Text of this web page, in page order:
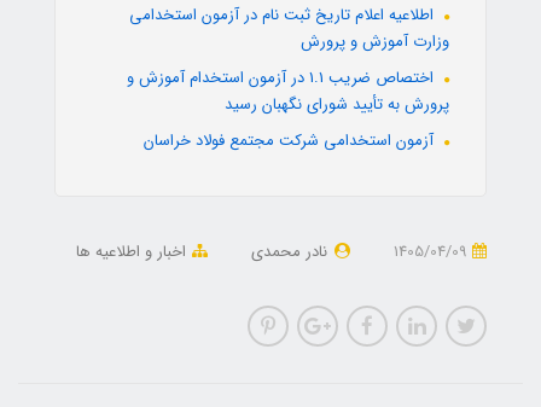
اطلاعیه اعلام تاریخ ثبت نام در آزمون استخدامی
وزارت آموزش و پرورش
اختصاص ضریب 1.1 در آزمون استخدام آموزش و
پرورش به تأیید شورای نگهبان رسید
آزمون استخدامی شرکت مجتمع فولاد خراسان
نادر محمدی اخبار و اطلاعیه ها